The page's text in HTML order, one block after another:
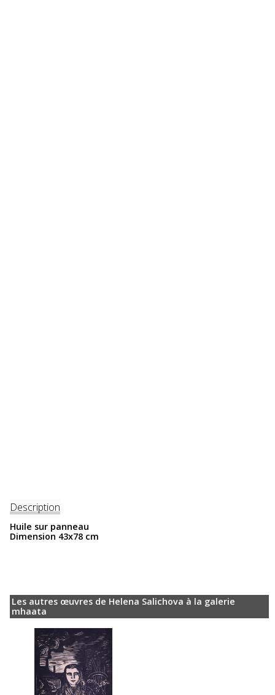
Description
Huile sur panneau
Dimension 43x78 cm
Les autres œuvres de Helena Salichova à la galerie
mhaata